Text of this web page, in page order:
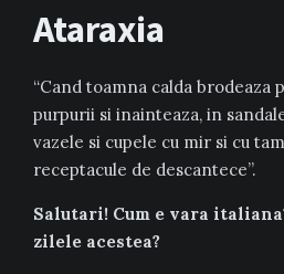
Ataraxia
“Cand toamna calda brodeaza
purpurii si inainteaza, in
vazele si cupele cu mir si cu
receptacule de descantece”.
Salutari! Cum e vara
zilele acestea?